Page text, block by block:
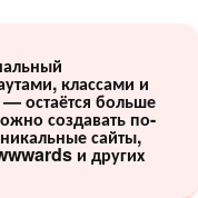
классами и
остаётся больше
создавать по-
сайты,
и других